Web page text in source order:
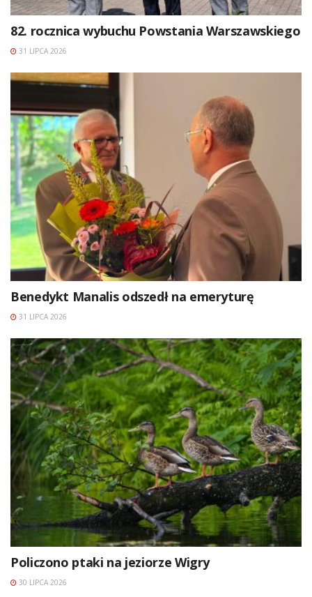
82. rocznica wybuchu Powstania Warszawskiego
31 LIPCA 2026
Benedykt Manalis odszedł na emeryturę
31 LIPCA 2026
Policzono ptaki na jeziorze Wigry
30 LIPCA 2026